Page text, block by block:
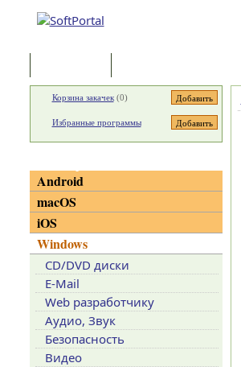
Корзина закачек(0)
Избранные программы
Android
macOS
iOS
Windows
CD/DVD диски
E-Mail
Web разработчику
Аудио, Звук
Безопасность
Видео